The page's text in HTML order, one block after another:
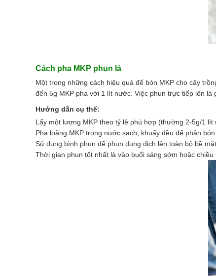
Cách pha MKP phun lá
Một trong những cách hiệu quả để bón MKP cho cây
đến 5g MKP pha với 1 lít nước. Việc phun trực tiếp lên
Hướng dẫn cụ thể:
Lấy một lượng MKP theo tỷ lệ phù hợp (thường 2-5g/1 lít
Pha loãng MKP trong nước sạch, khuấy đều để phân bón
Sử dụng bình phun để phun dung dịch lên toàn bộ bề
Thời gian phun tốt nhất là vào buổi sáng sớm hoặc